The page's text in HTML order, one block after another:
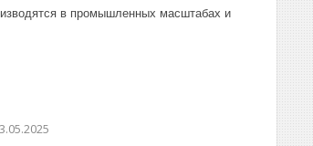
в промышленных масштабах и